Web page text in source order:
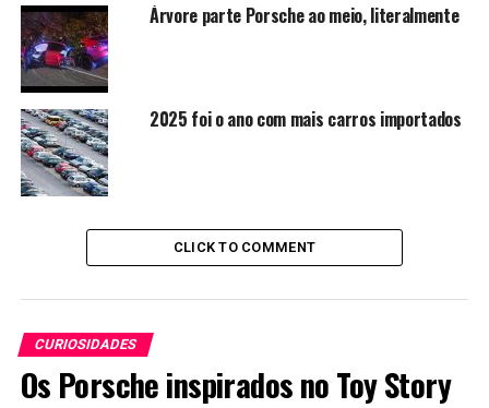
Árvore parte Porsche ao meio, literalmente
2025 foi o ano com mais carros importados
CLICK TO COMMENT
CURIOSIDADES
Os Porsche inspirados no Toy Story